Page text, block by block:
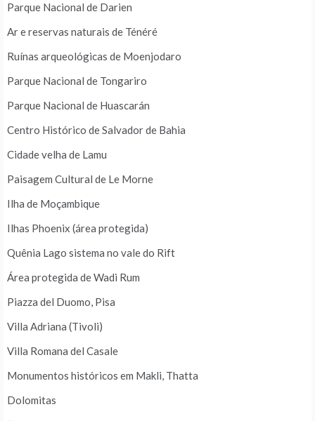
Parque Nacional de Darien
Ar e reservas naturais de Ténéré
Ruínas arqueológicas de Moenjodaro
Parque Nacional de Tongariro
Parque Nacional de Huascarán
Centro Histórico de Salvador de Bahia
Cidade velha de Lamu
Paisagem Cultural de Le Morne
Ilha de Moçambique
Ilhas Phoenix (área protegida)
Quênia Lago sistema no vale do Rift
Área protegida de Wadi Rum
Piazza del Duomo, Pisa
Villa Adriana (Tivoli)
Villa Romana del Casale
Monumentos históricos em Makli, Thatta
Dolomitas